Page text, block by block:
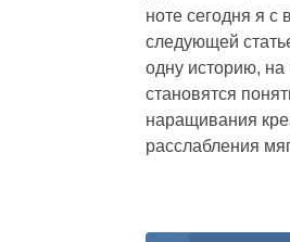
ноте сегодня я
следующей
одну историю, на
становятся
наращивания
расслабления